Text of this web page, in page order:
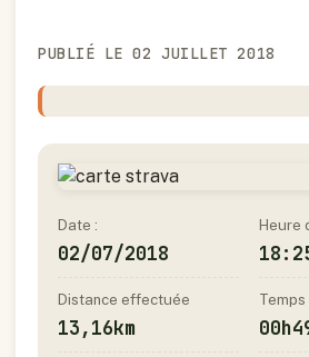
PUBLIÉ LE 02 JUILLET 2018
Date :
02/07/2018
Heure
Distance effectuée
13,16km